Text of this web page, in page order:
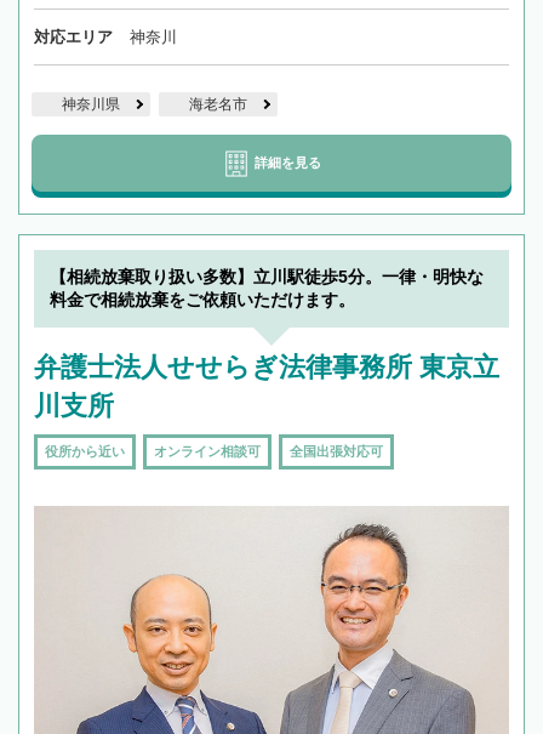
対応エリア 神奈川
神奈川県 海老名市
詳細を見る
【相続放棄取り扱い多数】立川駅徒歩5分。一律・明快な
料金で相続放棄をご依頼いただけます。
弁護士法人せせらぎ法律事務所 東京立
川支所
役所から近い オンライン相談可 全国出張対応可